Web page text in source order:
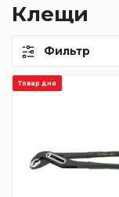
Клещи
Фильтр
Товар дня